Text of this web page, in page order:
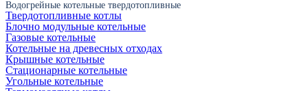
Водогрейные котельные твердотопливные
Твердотопливные котлы
Блочно модульные котельные
Газовые котельные
Котельные на древесных отходах
Крышные котельные
Стационарные котельные
Угольные котельные